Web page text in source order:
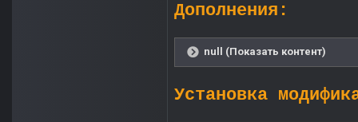
Дополнения:
null (Показать контент)
Установка